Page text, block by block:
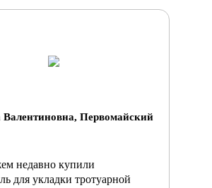
Валентиновна, Первомайский
недавно купили
для укладки тротуарной